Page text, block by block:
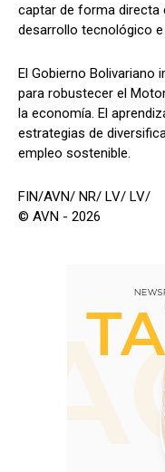
captar de forma directa
desarrollo tecnológico
El Gobierno Bolivariano
para robustecer el
la economía. El
estrategias de
empleo sostenible.
FIN/AVN/ NR/ LV/ LV/
© AVN - 2026